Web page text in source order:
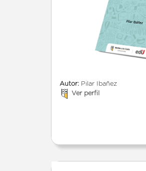
Autor: Pilar Ibañez
Ver perfil